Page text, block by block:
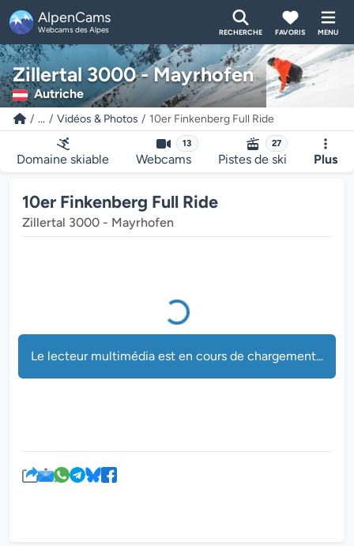
AlpenCams
Webcams des Alpes RECHERCHE FAVORIS MENU
Zillertal 3000 - Mayrhofen
Autriche
... Vidéos & Photos 10er Finkenberg Full Ride
Domaine skiable
13
Webcams
27
Pistes de ski Plus
10er Finkenberg Full Ride
Zillertal 3000 - MayrhofenLe lecteur multimédia est en cours de chargement...
Le lecteur multimédia est en cours de chargement...